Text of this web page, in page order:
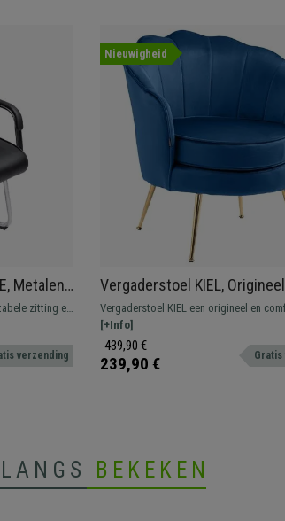
Metalen
zitting en
verzending
Nieuwigheid
Vergaderstoel KIEL, Origineel
Ontwerp, Gouden Metalen
Blauwe Fluwelen Stof
Vergaderstoel KIEL een origineel en
model, zal een unieke touch geven aan
[+Info]
439,90 €
239,90 € Gratis
BEKEKEN